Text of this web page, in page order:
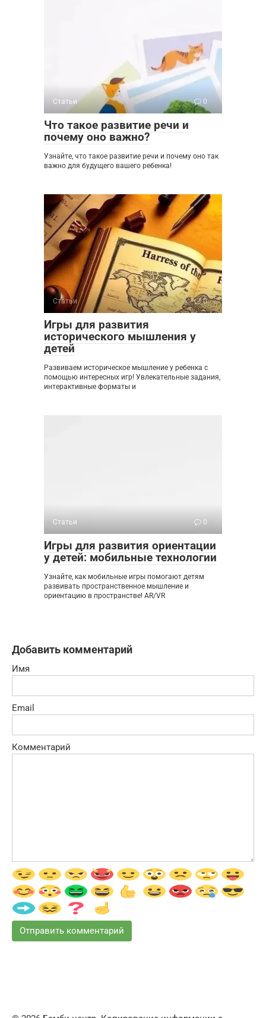
Статьи 0
Что такое развитие речи и
почему оно важно?
Узнайте, что такое развитие речи и почему оно так
важно для будущего вашего ребенка!
Статьи 0
Игры для развития
исторического мышления у
детей
Развиваем историческое мышление у ребенка с
помощью интересных игр! Увлекательные задания,
интерактивные форматы и
Статьи 0
Игры для развития ориентации
у детей: мобильные технологии
Узнайте, как мобильные игры помогают детям
развивать пространственное мышление и
ориентацию в пространстве! AR/VR
Добавить комментарий
Имя
Email
Комментарий